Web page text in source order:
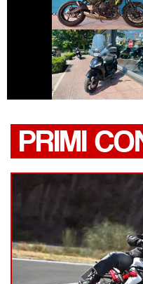
PEUGEOT
€ 2.390 €
PRIMI